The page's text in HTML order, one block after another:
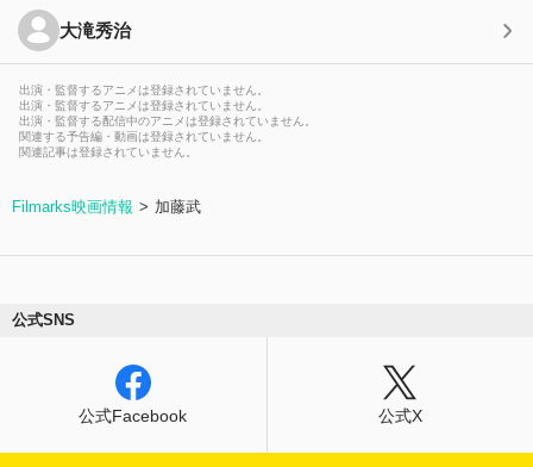
大滝秀治
出演・監督するアニメは登録されていません。
出演・監督するアニメは登録されていません。
出演・監督する配信中のアニメは登録されていません。
関連する予告編・動画は登録されていません。
関連記事は登録されていません。
Filmarks映画情報 加藤武
公式SNS
公式Facebook 公式X